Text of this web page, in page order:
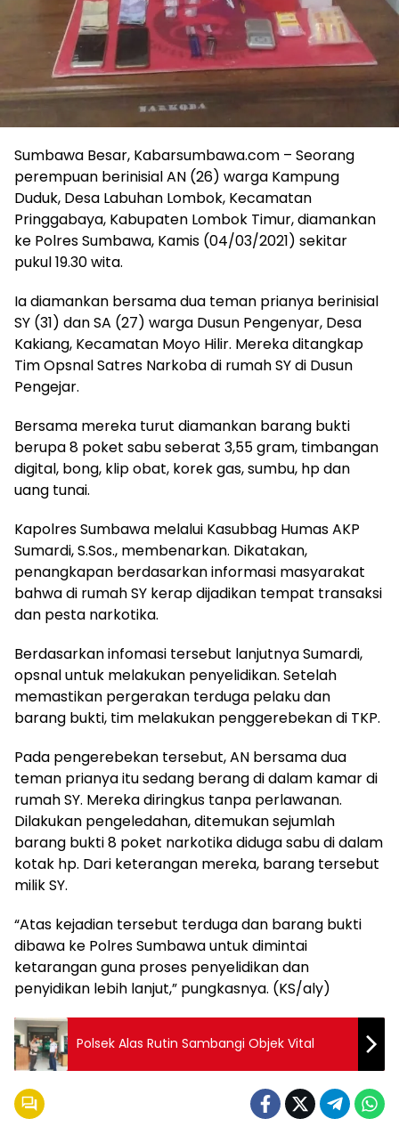
Sumbawa Besar, Kabarsumbawa.com – Seorang
perempuan berinisial AN (26) warga Kampung
Duduk, Desa Labuhan Lombok, Kecamatan
Pringgabaya, Kabupaten Lombok Timur, diamankan
ke Polres Sumbawa, Kamis (04/03/2021) sekitar
pukul 19.30 wita.
Ia diamankan bersama dua teman prianya berinisial
SY (31) dan SA (27) warga Dusun Pengenyar, Desa
Kakiang, Kecamatan Moyo Hilir. Mereka ditangkap
Tim Opsnal Satres Narkoba di rumah SY di Dusun
Pengejar.
Bersama mereka turut diamankan barang bukti
berupa 8 poket sabu seberat 3,55 gram, timbangan
digital, bong, klip obat, korek gas, sumbu, hp dan
uang tunai.
Kapolres Sumbawa melalui Kasubbag Humas AKP
Sumardi, S.Sos., membenarkan. Dikatakan,
penangkapan berdasarkan informasi masyarakat
bahwa di rumah SY kerap dijadikan tempat transaksi
dan pesta narkotika.
Berdasarkan infomasi tersebut lanjutnya Sumardi,
opsnal untuk melakukan penyelidikan. Setelah
memastikan pergerakan terduga pelaku dan
barang bukti, tim melakukan penggerebekan di TKP.
Pada pengerebekan tersebut, AN bersama dua
teman prianya itu sedang berang di dalam kamar di
rumah SY. Mereka diringkus tanpa perlawanan.
Dilakukan pengeledahan, ditemukan sejumlah
barang bukti 8 poket narkotika diduga sabu di dalam
kotak hp. Dari keterangan mereka, barang tersebut
milik SY.
“Atas kejadian tersebut terduga dan barang bukti
dibawa ke Polres Sumbawa untuk dimintai
ketarangan guna proses penyelidikan dan
penyidikan lebih lanjut,” pungkasnya. (KS/aly)
Polsek Alas Rutin Sambangi Objek Vital